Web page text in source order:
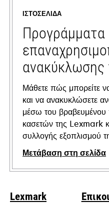
new
tab
ΙΣΤΟΣΕΛΊΔΑ
Προγράμματα
ανακύκλωσης
Μάθετε πώς μπορείτε
και να ανακυκλώσετε
μέσω του
κασετών της Lexmark
συλλογής εξοπλισμού
Μετάβαση στη σελίδα
Lexmark